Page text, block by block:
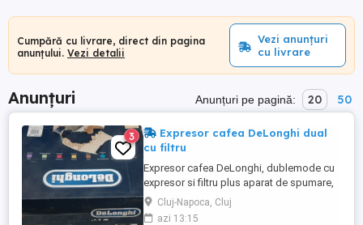
Cumpără cu livrare, direct din pagina
anunțului. Vezi detalii
Vezi anunțuri
cu livrare
Anunțuri Anunțuri pe pagină: 20 50
3
Expresor cafea DeLonghi dual
cu filtru
Expresor cafea DeLonghi, dublemode cu
expresor si filtru plus aparat de spumare,
stare buna de funcționare, lipsa borcanul
de la filtru
Cluj-Napoca, Cluj
azi 13:15